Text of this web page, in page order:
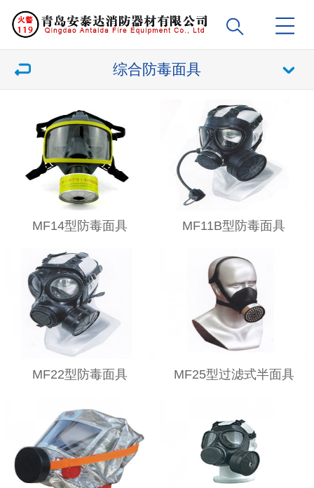
综合防毒面具
MF14型防毒面具 MF11B型防毒面具
MF22型防毒面具 MF25型过滤式半面具